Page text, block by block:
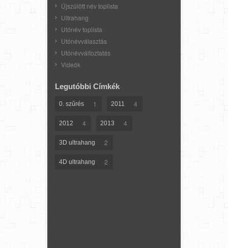
Újszülött név toplista
Ultrahang
Utónév toplista
Utónévválasztás
Utónévváltoztatás
Videók
Legutóbbi Címkék
0. szűrés 1 2011 4
2012 4 2013 4
3D ultrahang 2
4D ultrahang 2